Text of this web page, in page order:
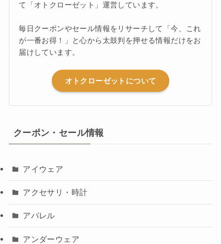
て「オトクローゼット」運営しています。
毎日クーポンやセール情報をリサーチして「今、これ
が一番お得！」と心から太鼓判を押せる情報だけをお
届けしています。
オトクローゼットについて
クーポン・セール情報
アイウェア
アクセサリ・時計
アパレル
アンダーウェア